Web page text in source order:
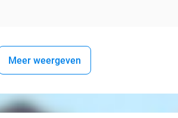
Meer weergeven